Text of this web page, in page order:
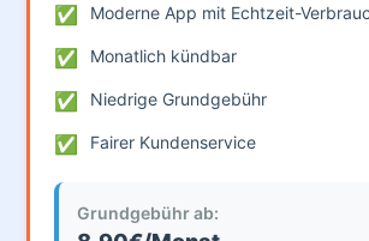
✅ Moderne App mit Echtzeit-
✅ Monatlich kündbar
✅ Niedrige Grundgebühr
✅ Fairer Kundenservice
Grundgebühr ab: